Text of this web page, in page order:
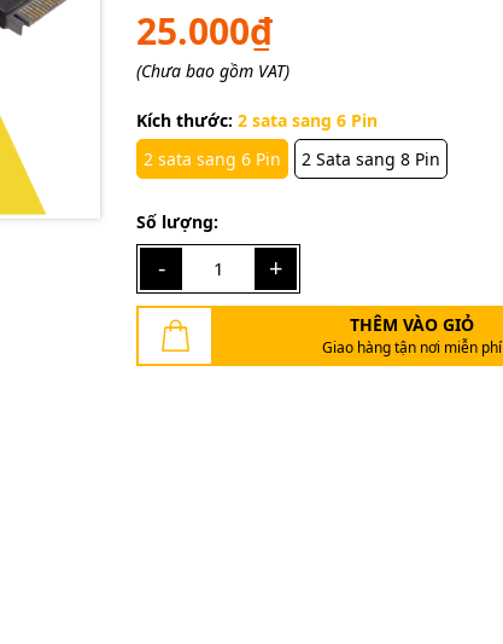
25.000₫
(Chưa bao gồm VAT)
Kích thước: 2 sata sang 6 Pin
2 sata sang 6 Pin
2 Sata sang 8 Pin
Số lượng:
- +
THÊM VÀO GIỎ
Giao hàng tận nơi miễn phí
Ngày hết hạn:
Điều kiện: